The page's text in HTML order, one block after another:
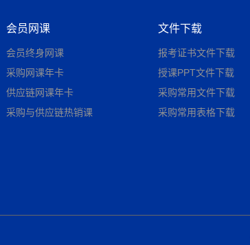
会员网课
会员终身网课
采购网课年卡
供应链网课年卡
采购与供应链热销课
文件下载
报考证书文件下载
授课PPT文件下载
采购常用文件下载
采购常用表格下载